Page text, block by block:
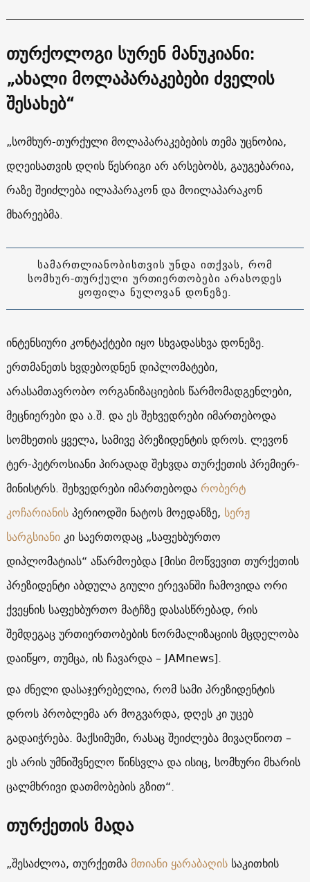
თურქოლოგი სურენ მანუკიანი:
„ახალი მოლაპარაკებები ძველის
შესახებ“
„სომხურ-თურქული მოლაპარაკებების თემა უცნობია,
დღეისათვის დღის წესრიგი არ არსებობს, გაუგებარია,
რაზე შეიძლება ილაპარაკონ და მოილაპარაკონ
მხარეებმა.
სამართლიანობისთვის უნდა ითქვას, რომ
სომხურ-თურქული ურთიერთობები არასოდეს
ყოფილა ნულოვან დონეზე.
ინტენსიური კონტაქტები იყო სხვადასხვა დონეზე.
ერთმანეთს ხვდებოდნენ დიპლომატები,
არასამთავრობო ორგანიზაციების წარმომადგენლები,
მეცნიერები და ა.შ. და ეს შეხვედრები იმართებოდა
სომხეთის ყველა, სამივე პრეზიდენტის დროს. ლევონ
ტერ-პეტროსიანი პირადად შეხვდა თურქეთის პრემიერ-
მინისტრს. შეხვედრები იმართებოდარობერტ
კოჩარიანისპერიოდში ნატოს მოედანზე, სერჟ
სარგსიანიკი საერთოდაც „საფეხბურთო
დიპლომატიას“ აწარმოებდა [მისი მოწვევით თურქეთის
პრეზიდენტი აბდულა გიული ერევანში ჩამოვიდა ორი
ქვეყნის საფეხბურთო მატჩზე დასასწრებად, რის
შემდეგაც ურთიერთობების ნორმალიზაციის მცდელობა
დაიწყო, თუმცა, ის ჩავარდა – JAMnews].
და ძნელი დასაჯერებელია, რომ სამი პრეზიდენტის
დროს პრობლემა არ მოგვარდა, დღეს კი უცებ
გადაიჭრება. მაქსიმუმი, რასაც შეიძლება მივაღწიოთ –
ეს არის უმნიშვნელო წინსვლა და ისიც, სომხური მხარის
ცალმხრივი დათმობების გზით“.
თურქეთის მადა
„შესაძლოა, თურქეთმამთიანი ყარაბაღისსაკითხის